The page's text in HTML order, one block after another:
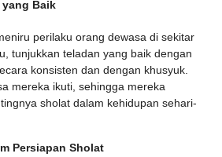
Baik
perilaku orang dewasa di sekitar
tunjukkan teladan yang baik dengan
konsisten dan dengan khusyuk.
mereka ikuti, sehingga mereka
sholat dalam kehidupan sehari-
Persiapan Sholat